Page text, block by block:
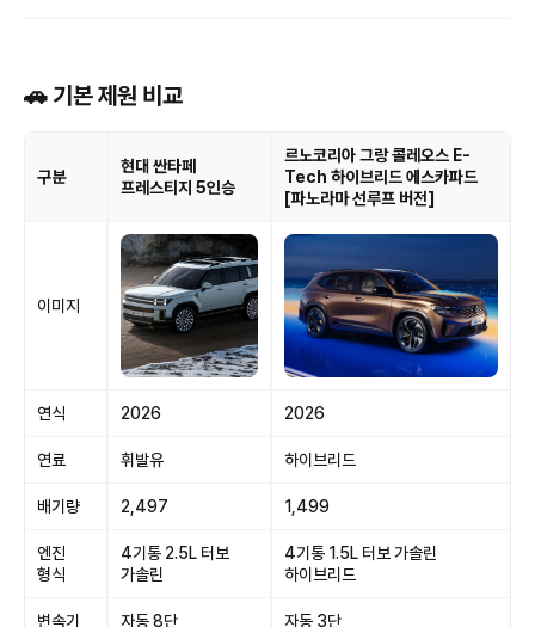
🚗 기본 제원 비교
구분
현대 싼타페
프레스티지 5인승
르노코리아 그랑 콜레오스 E-
Tech 하이브리드 에스카파드
[파노라마 선루프 버전]
이미지
연식 2026 2026
연료 휘발유 하이브리드
배기량 2,497 1,499
엔진
형식
4기통 2.5L 터보
가솔린
4기통 1.5L 터보 가솔린
하이브리드
변속기 자동 8단 자동 3단